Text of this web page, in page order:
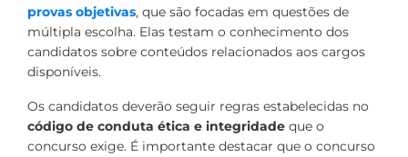
provas objetivas, que são focadas em questões de
múltipla escolha. Elas testam o conhecimento dos
candidatos sobre conteúdos relacionados aos cargos
disponíveis.
Os candidatos deverão seguir regras estabelecidas no
código de conduta ética e integridade que o
concurso exige. É importante destacar que o concurso